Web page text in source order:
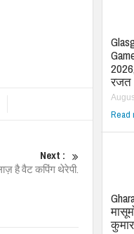
Next :
है वैट कपिंग थेरेपी.
रजत
Read